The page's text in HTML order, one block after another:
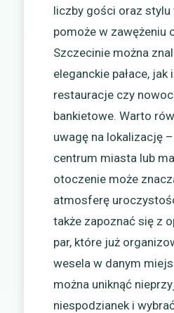
liczby gości oraz stylu
pomoże w zawężeniu
Szczecinie można
eleganckie pałace, jak
restauracje czy
bankietowe. Warto
uwagę na lokalizację
centrum miasta lub
otoczenie może
atmosferę
także zapoznać się z
par, które już
wesela w danym
można uniknąć
niespodzianek i